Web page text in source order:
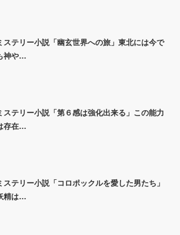
ステリー小説「幽玄世界への旅」東北には今で
神や…
ステリー小説「第６感は強化出来る」この能力
存在…
ステリー小説「コロポックルを愛した男たち」
精は…